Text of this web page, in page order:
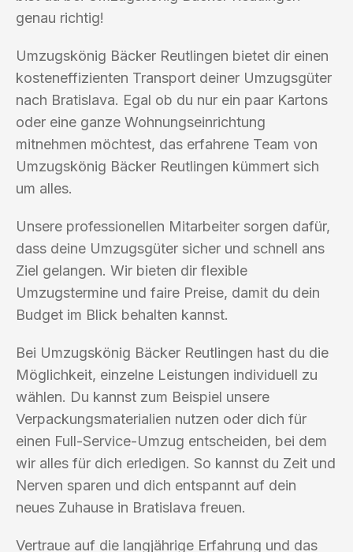
genau richtig!
Umzugskönig Bäcker Reutlingen bietet dir einen
kosteneffizienten Transport deiner Umzugsgüter
nach Bratislava. Egal ob du nur ein paar Kartons
oder eine ganze Wohnungseinrichtung
mitnehmen möchtest, das erfahrene Team von
Umzugskönig Bäcker Reutlingen kümmert sich
um alles.
Unsere professionellen Mitarbeiter sorgen dafür,
dass deine Umzugsgüter sicher und schnell ans
Ziel gelangen. Wir bieten dir flexible
Umzugstermine und faire Preise, damit du dein
Budget im Blick behalten kannst.
Bei Umzugskönig Bäcker Reutlingen hast du die
Möglichkeit, einzelne Leistungen individuell zu
wählen. Du kannst zum Beispiel unsere
Verpackungsmaterialien nutzen oder dich für
einen Full-Service-Umzug entscheiden, bei dem
wir alles für dich erledigen. So kannst du Zeit und
Nerven sparen und dich entspannt auf dein
neues Zuhause in Bratislava freuen.
Vertraue auf die langjährige Erfahrung und das